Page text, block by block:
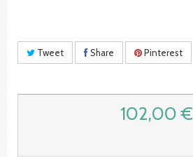
Tweet Share Pinterest
102,00 €